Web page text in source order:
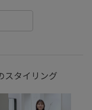
スタイリング